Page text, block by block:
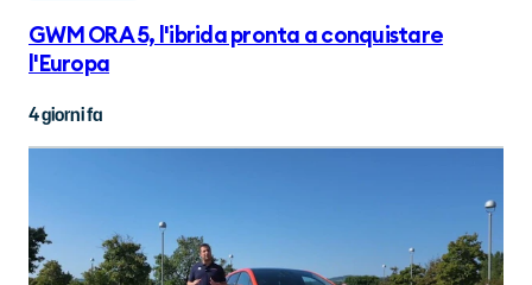
GWM ORA 5, l'ibrida pronta a conquistare
l'Europa
4 giorni fa